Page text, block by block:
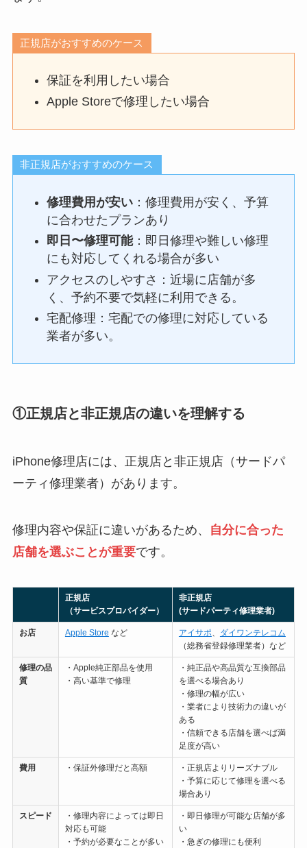
正規店がおすすめのケース
保証を利用したい場合
Apple Storeで修理したい場合
非正規店がおすすめのケース
修理費用が安い ：修理費用が安く、予算
に合わせたプランあり
即日〜修理可能：即日修理や難しい修理
にも対応してくれる場合が多い
アクセスのしやすさ：近場に店舗が多
く、予約不要で気軽に利用できる。
宅配修理：宅配での修理に対応している
業者が多い。
①正規店と非正規店の違いを理解する
iPhone修理店には、正規店と非正規店（サードパ
ーティ修理業者）があります。
修理内容や保証に違いがあるため、
自分に合った
店舗を選ぶことが重要です。
正規店
（サービスプロバイダー）
非正規店
(サードパーティ修理業者)
お店 Apple Store など アイサポ、 ダイワンテレコム
（総務省登録修理業者）など
修理の品
質
・Apple純正部品を使用
・高い基準で修理
・純正品や高品質な互換部品
を選べる場合あり
・修理の幅が広い
・業者により技術力の違いが
ある
・信頼できる店舗を選べば満
足度が高い
費用 ・保証外修理だと高額
・正規店よりリーズナブル
・予算に応じて修理を選べる
場合あり
スピード
・修理内容によっては即日
対応も可能
・予約が必要なことが多い
・即日修理が可能な店舗が多
い
・急ぎの修理にも便利